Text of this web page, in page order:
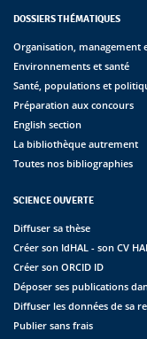
DOSSIERS THÉMATIQUES
Organisation, management
Environnements et santé
Santé, populations et
Préparation aux concours
English section
La bibliothèque autrement
Toutes nos bibliographies
SCIENCE OUVERTE
Diffuser sa thèse
Créer son IdHAL - son CV
Créer son ORCID ID
Déposer ses publications
Diffuser les données de sa
Publier sans frais